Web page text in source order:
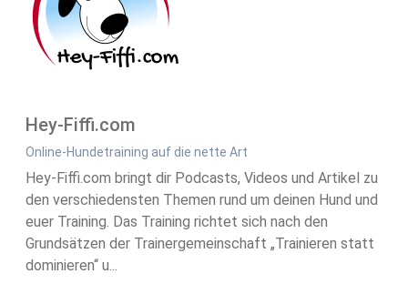
Hey-Fiffi.com
Online-Hundetraining auf die nette Art
Hey-Fiffi.com bringt dir Podcasts, Videos und Artikel zu
den verschiedensten Themen rund um deinen Hund und
euer Training. Das Training richtet sich nach den
Grundsätzen der Trainergemeinschaft „Trainieren statt
dominieren“ u...